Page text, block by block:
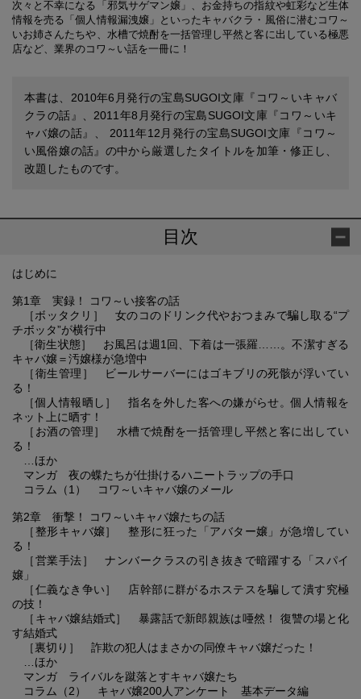
次々と不幸になる「邪気サゲマン嬢」、お金持ちの指紋や虹彩など生体
情報を売る「個人情報漏洩嬢」といったキャバクラ・風俗に潜むコワ～
いお姉さんたちや、水槽で焼酎を一括管理し平然と客に出している極悪
店など、業界のコワ～い話を一冊に！
本書は、2010年6月発行の宝島SUGOI文庫『コワ～いキャバ
クラの話』、2011年8月発行の宝島SUGOI文庫『コワ～いキ
ャバ嬢の話』、 2011年12月発行の宝島SUGOI文庫『コワ～
い風俗嬢の話』の中から厳選したタイトルを加筆・修正し、
改題したものです。
目次
はじめに
第1章 実録！ コワ～い接客の話
［ボッタクリ］ 女のコのドリンク代やおつまみで騙し取る“プ
チボッタ”が横行中
［衛生状態］ お風呂は週1回、下着は一張羅……。不潔すぎる
キャバ嬢＝汚嬢様が急増中
［衛生管理］ ビールサーバーにはゴキブリの死骸が浮いてい
る！
［個人情報晒し］ 指名を外した客への嫌がらせ。個人情報を
ネット上に晒す！
［お酒の管理］ 水槽で焼酎を一括管理し平然と客に出してい
る！
…ほか
マンガ 夜の蝶たちが仕掛けるハニートラップの手口
コラム（1） コワ～いキャバ嬢のメール
第2章 衝撃！ コワ～いキャバ嬢たちの話
［整形キャバ嬢］ 整形に狂った「アバター嬢」が急増してい
る！
［営業手法］ ナンバークラスの引き抜きで暗躍する「スパイ
嬢」
［仁義なき争い］ 店幹部に群がるホステスを騙して潰す究極
の技！
［キャバ嬢結婚式］ 暴露話で新郎親族は唖然！ 復讐の場と化
す結婚式
［裏切り］ 詐欺の犯人はまさかの同僚キャバ嬢だった！
…ほか
マンガ ライバルを蹴落とすキャバ嬢たち
コラム（2） キャバ嬢200人アンケート 基本データ編